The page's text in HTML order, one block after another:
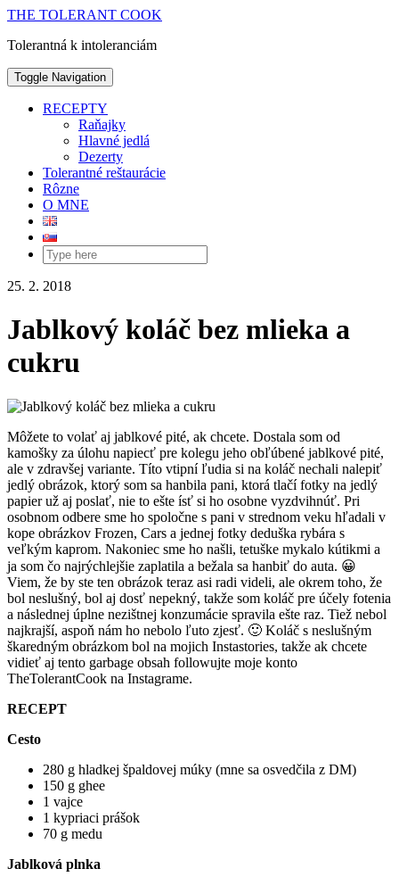
THE TOLERANT COOK
Tolerantná k intoleranciám
Toggle Navigation
RECEPTY
Raňajky
Hlavné jedlá
Dezerty
Tolerantné reštaurácie
Rôzne
O MNE
25. 2. 2018
Jablkový koláč bez mlieka a
cukru
Môžete to volať aj jablkové pité, ak chcete. Dostala som od
kamošky za úlohu napiecť pre kolegu jeho obľúbené jablkové pité,
ale v zdravšej variante. Títo vtipní ľudia si na koláč nechali nalepiť
jedlý obrázok, ktorý som sa hanbila pani, ktorá tlačí fotky na jedlý
papier už aj poslať, nie to ešte ísť si ho osobne vyzdvihnúť. Pri
osobnom odbere sme ho spoločne s pani v strednom veku hľadali v
kope obrázkov Frozen, Cars a jednej fotky deduška rybára s
veľkým kaprom. Nakoniec sme ho našli, tetuške mykalo kútikmi a
ja som čo najrýchlejšie zaplatila a bežala sa hanbiť do auta. 😀
Viem, že by ste ten obrázok teraz asi radi videli, ale okrem toho, že
bol neslušný, bol aj dosť nepekný, takže som koláč pre účely fotenia
a následnej úplne nezištnej konzumácie spravila ešte raz. Tiež nebol
najkrajší, aspoň nám ho nebolo ľuto zjesť. 🙂 Koláč s neslušným
škaredným obrázkom bol na mojich Instastories, takže ak chcete
vidieť aj tento garbage obsah followujte moje konto
TheTolerantCook na Instagrame.
RECEPT
Cesto
280 g hladkej špaldovej múky (mne sa osvedčila z DM)
150 g ghee
1 vajce
1 kypriaci prášok
70 g medu
Jablková plnka